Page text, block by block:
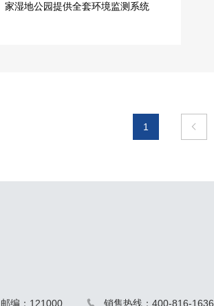
家湿地公园提供全套环境监测系统
1 
编：121000  销售热线：400-816-1636